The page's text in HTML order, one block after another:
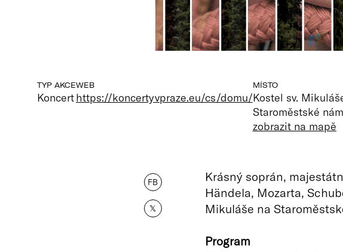
TYP AKCE
Koncert
WEB
https://koncertyvpraze.eu/cs/domu/
MÍSTO
Kostel sv.
Staroměstské
zobrazit na mapě
FB
𝕏
Krásný soprán,
Händela, Mozarta,
Mikuláše na
Program